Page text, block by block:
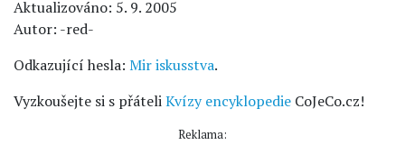
Aktualizováno: 5. 9. 2005
Autor: -red-
Odkazující hesla: Mir iskusstva.
Vyzkoušejte si s přáteliKvízy encyklopedie CoJeCo.cz!
Reklama: